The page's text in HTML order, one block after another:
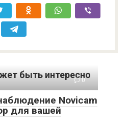
быть интересно
0
Novicam
для вашей